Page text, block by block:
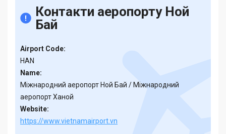
Контакти аеропорту Ной
Бай
Airport Code:
HAN
Name:
Міжнародний аеропорт Ной Бай / Міжнародний
аеропорт Ханой
Website:
https://www.vietnamairport.vn